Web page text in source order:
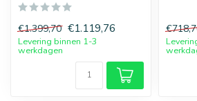
€1.399,70 €1.119,76
Levering binnen 1-3
werkdagen